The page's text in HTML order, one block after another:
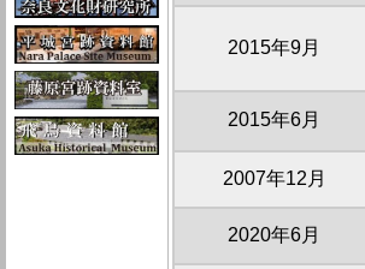
2015年9月
2015年6月
2007年12月
2020年6月